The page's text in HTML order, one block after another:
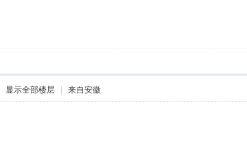
显示全部楼层 | 来自安徽